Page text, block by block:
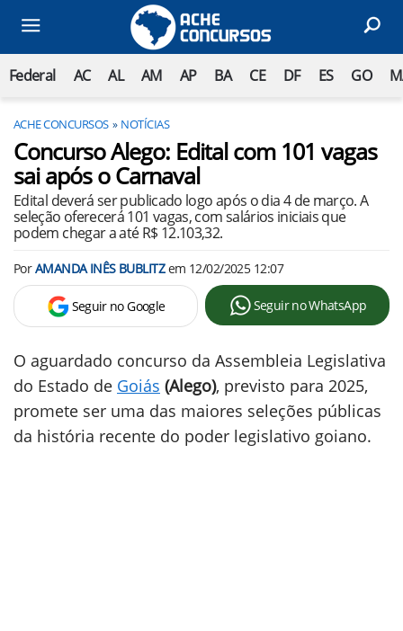
Federal AC AL AM AP BA CE DF ES GO
ACHE CONCURSOS NOTÍCIAS
Concurso Alego: Edital com 101 vagas
sai após o Carnaval
Edital deverá ser publicado logo após o dia 4 de março. A
seleção oferecerá 101 vagas, com salários iniciais que
podem chegar a até R$ 12.103,32.
PorAMANDA INÊS BUBLITZem 12/02/2025 12:07
Seguir no Google Seguir no WhatsApp
O aguardado concurso da Assembleia Legislativa
do Estado de Goiás (Alego), previsto para 2025,
promete ser uma das maiores seleções públicas
da história recente do poder legislativo goiano.